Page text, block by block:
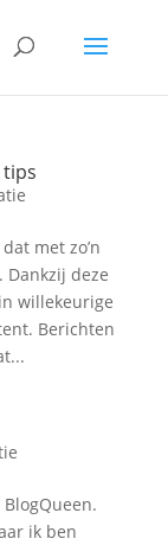
met zo’n
deze
willekeurige
Berichten
ik ben